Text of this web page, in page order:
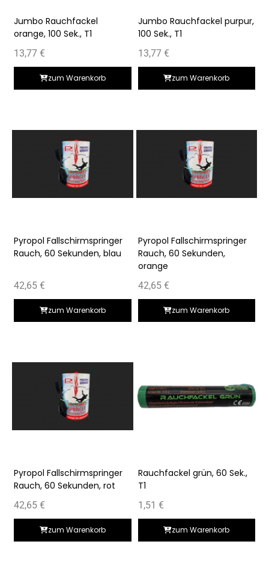
Jumbo Rauchfackel
orange, 100 Sek., T1
13,77 €
zum Warenkorb
Jumbo Rauchfackel purpur,
100 Sek., T1
13,77 €
zum Warenkorb
Pyropol Fallschirmspringer
Rauch, 60 Sekunden, blau
42,65 €
zum Warenkorb
Pyropol Fallschirmspringer
Rauch, 60 Sekunden,
orange
42,65 €
zum Warenkorb
Pyropol Fallschirmspringer
Rauch, 60 Sekunden, rot
42,65 €
zum Warenkorb
Rauchfackel grün, 60 Sek.,
T1
1,51 €
zum Warenkorb